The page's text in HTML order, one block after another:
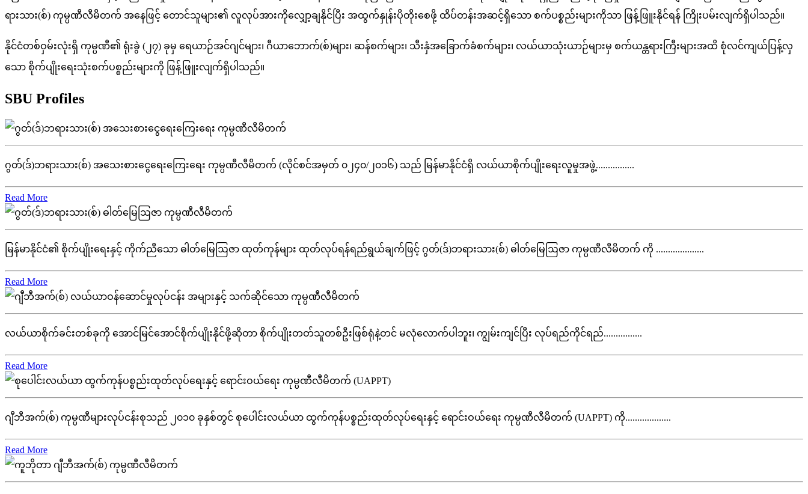
ရားသား(စ်) ကုမ္ပဏီလီမိတက် အနေဖြင့် တောင်သူများ၏ လူလုပ်အားကိုလျှော့ချနိုင်ပြီး အထွက်နှုန်းပိုတိုးစေဖို့ ထိပ်တန်းအဆင့်ရှိသော စက်ပစ္စည်းများကိုသာ ဖြန့်ဖြူးနိုင်ရန် ကြိုးပမ်းလျက်ရှိပါသည်။
နိုင်ငံတစ်ဝှမ်းလုံးရှိ ကုမ္ပဏီ၏ ရုံးခွဲ (၂၇) ခုမှ ရေယာဉ်အင်ဂျင်များ၊ ဂီယာဘောက်(စ်)များ၊ ဆန်စက်များ၊ သီးနှံအခြောက်ခံစက်များ၊ လယ်ယာသုံးယာဉ်များမှ စက်ယန္တရားကြီးများအထိ စုံလင်ကျယ်ပြန့်လှ
သော စိုက်ပျိုးရေးသုံးစက်ပစ္စည်းများကို ဖြန့်ဖြူးလျက်ရှိပါသည်။
SBU Profiles
ဂွတ်(ဒ်)ဘရားသား(စ်) အသေးစားငွေရေးကြေးရေး ကုမ္ပဏီလီမိတက် (လိုင်စင်အမှတ် ၀၂၄၀/၂၀၁၆) သည် မြန်မာနိုင်ငံရှိ လယ်ယာစိုက်ပျိုးရေးလူမှုအဖွဲ့................
Read More
မြန်မာနိုင်ငံ၏ စိုက်ပျိုးရေးနှင့် ကိုက်ညီသော ဓါတ်မြေဩဇာ ထုတ်ကုန်များ ထုတ်လုပ်ရန်ရည်ရွယ်ချက်ဖြင့် ဂွတ်(ဒ်)ဘရားသား(စ်) ဓါတ်မြေဩဇာ ကုမ္ပဏီလီမိတက် ကို ....................
Read More
လယ်ယာစိုက်ခင်းတစ်ခုကို အောင်မြင်အောင်စိုက်ပျိုးနိုင်ဖို့ဆိုတာ စိုက်ပျိုးတတ်သူတစ်ဦးဖြစ်ရုံနဲ့တင် မလုံလောက်ပါဘူး၊ ကျွမ်းကျင်ပြီး လုပ်ရည်ကိုင်ရည်................
Read More
ဂျီဘီအက်(စ်) ကုမ္ပဏီများလုပ်ငန်းစုသည် ၂၀၁၀ ခုနှစ်တွင် စုပေါင်းလယ်ယာ ထွက်ကုန်ပစ္စည်းထုတ်လုပ်ရေးနှင့် ရောင်းဝယ်ရေး ကုမ္ပဏီလီမိတက် (UAPPT) ကို...................
Read More